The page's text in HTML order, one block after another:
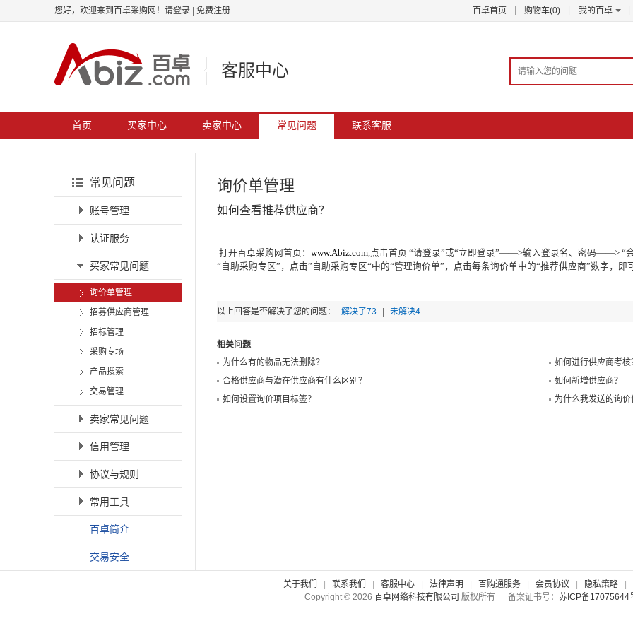
百卓首页 购物车(0) 我的百卓
您好，欢迎来到百卓采购网！ 请登录 免费注册
客服中心
首页 买家中心 卖家中心 常见问题 联系客服
常见问题
账号管理
认证服务
买家常见问题
询价单管理
招募供应商管理
招标管理
采购专场
产品搜索
交易管理
卖家常见问题
信用管理
协议与规则
常用工具
百卓简介
交易安全
询价单管理
如何查看推荐供应商？
打开百卓采购网首页： www.Abiz.com,点击首页 “请登录”或“立即登录”——>输入登录名、密码——> “
“自助采购专区”，点击”自助采购专区“中的“管理询价单”，点击每条询价单中的“推荐供应商”数字，即
以上回答是否解决了您的问题： 解决了73 未解决4
相关问题
为什么有的物品无法删除？
如何进行供应商考核
合格供应商与潜在供应商有什么区别？
如何新增供应商？
如何设置询价项目标签？
为什么我发送的询价
关于我们 联系我们 客服中心 法律声明 百购通服务 会员协议 隐私策略
Copyright © 2026 百卓网络科技有限公司 版权所有 备案证书号： 苏ICP备17075644